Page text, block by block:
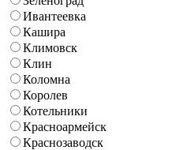
Ивантеевка
Кашира
Климовск
Клин
Коломна
Королев
Котельники
Красноармейск
Краснозаводск